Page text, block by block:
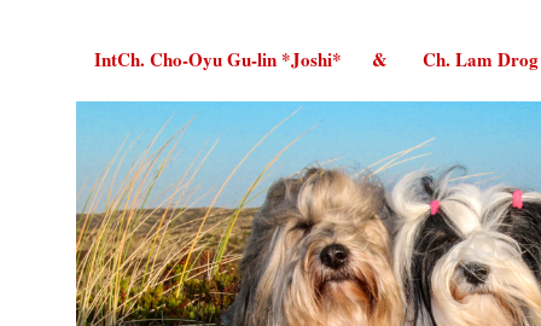
IntCh. Cho-Oyu Gu-lin *Joshi* & Ch. Lam Drog